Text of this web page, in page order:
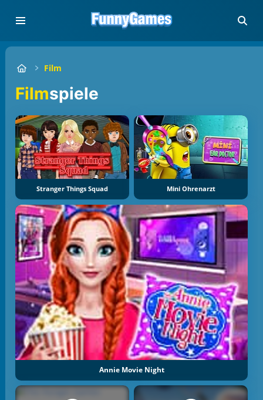
Film
Filmspiele
Stranger Things Squad Mini Ohrenarzt
Annie Movie Night